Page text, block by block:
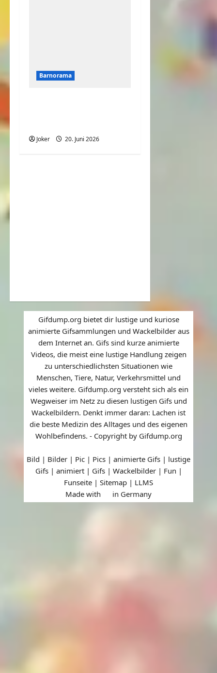
Barnorama
Joker 20. Juni 2026
Gifdump.org bietet dir lustige und kuriose
animierte Gifsammlungen und Wackelbilder aus
dem Internet an. Gifs sind kurze animierte
Videos, die meist eine lustige Handlung zeigen
zu unterschiedlichsten Situationen wie
Menschen, Tiere, Natur, Verkehrsmittel und
vieles weitere. Gifdump.org versteht sich als ein
Wegweiser im Netz zu diesen lustigen Gifs und
Wackelbildern. Denkt immer daran: Lachen ist
die beste Medizin des Alltages und des eigenen
Wohlbefindens. - Copyright by Gifdump.org
Bild | Bilder | Pic | Pics | animierte Gifs | lustige
Gifs | animiert | Gifs | Wackelbilder | Fun |
Funseite | Sitemap | LLMS
Made with
in Germany